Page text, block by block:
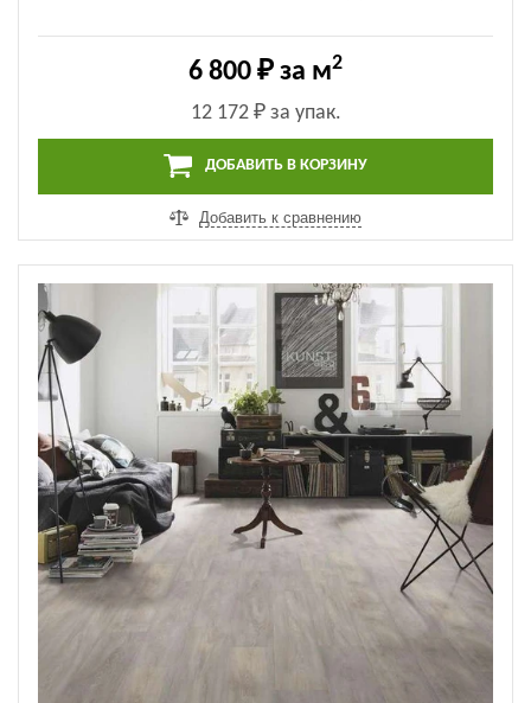
6 800 ₽ за м2
12 172 ₽за упак.
ДОБАВИТЬ В КОРЗИНУ
Добавить к сравнению